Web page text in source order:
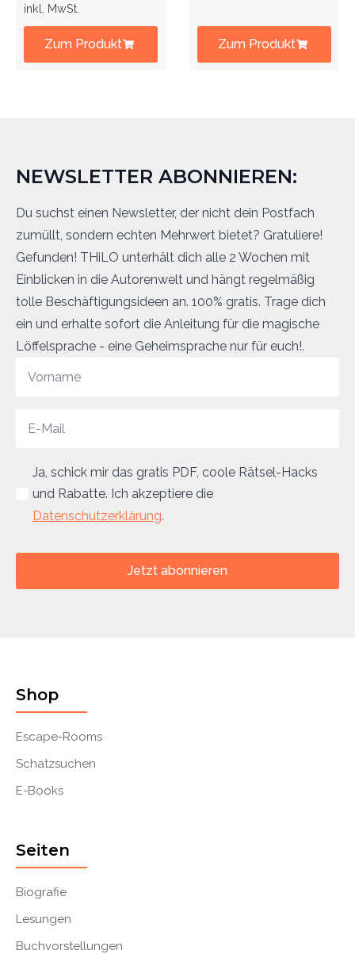
inkl. MwSt.
Zum Produkt Zum Produkt
NEWSLETTER ABONNIEREN:
Du suchst einen Newsletter, der nicht dein Postfach
zumüllt, sondern echten Mehrwert bietet? Gratuliere!
Gefunden! THiLO unterhält dich alle 2 Wochen mit
Einblicken in die Autorenwelt und hängt regelmäßig
tolle Beschäftigungsideen an. 100% gratis. Trage dich
ein und erhalte sofort die Anleitung für die magische
Löffelsprache - eine Geheimsprache nur für euch!.
Ja, schick mir das gratis PDF, coole Rätsel-Hacks
und Rabatte. Ich akzeptiere die
Datenschutzerklärung.
Jetzt abonnieren
Shop
Escape-Rooms
Schatzsuchen
E-Books
Seiten
Biografie
Lesungen
Buchvorstellungen